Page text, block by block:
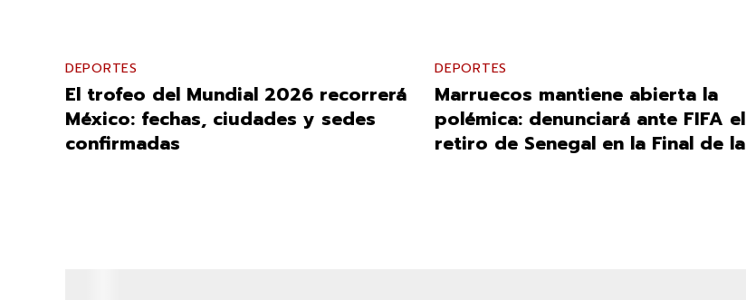
DEPORTES
El trofeo del Mundial 2026 recorrerá
México: fechas, ciudades y sedes
confirmadas
DEPORTES
Marruecos mantiene abierta la
polémica: denunciará ante FIFA el
retiro de Senegal en la Final de la